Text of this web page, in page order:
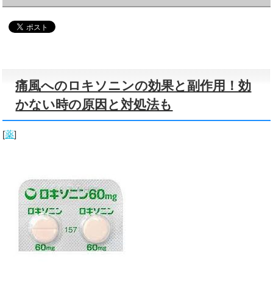
痛風へのロキソニンの効果と副作用！効
かない時の原因と対処法も
[薬]